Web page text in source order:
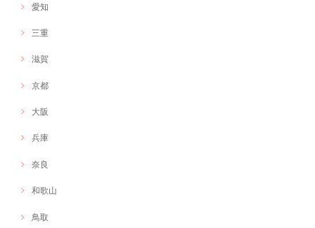
愛知
三重
滋賀
京都
大阪
兵庫
奈良
和歌山
鳥取